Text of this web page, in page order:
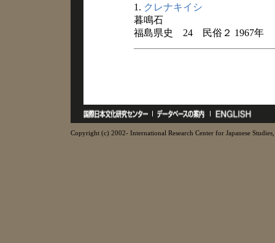
1. クレナキイシ
暮鳴石
福島県史 24 民俗２ 1967年
Copyright (c) 2002- International Research Center for Japanese